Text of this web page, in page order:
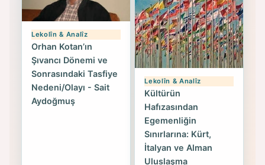
Lekolîn & Analîz
Orhan Kotan’ın
Şıvancı Dönemi ve
Sonrasındaki Tasfiye
Nedeni/Olayı - Sait
Aydoğmuş
Lekolîn & Analîz
Kültürün
Hafızasından
Egemenliğin
Sınırlarına: Kürt,
İtalyan ve Alman
Uluslaşma